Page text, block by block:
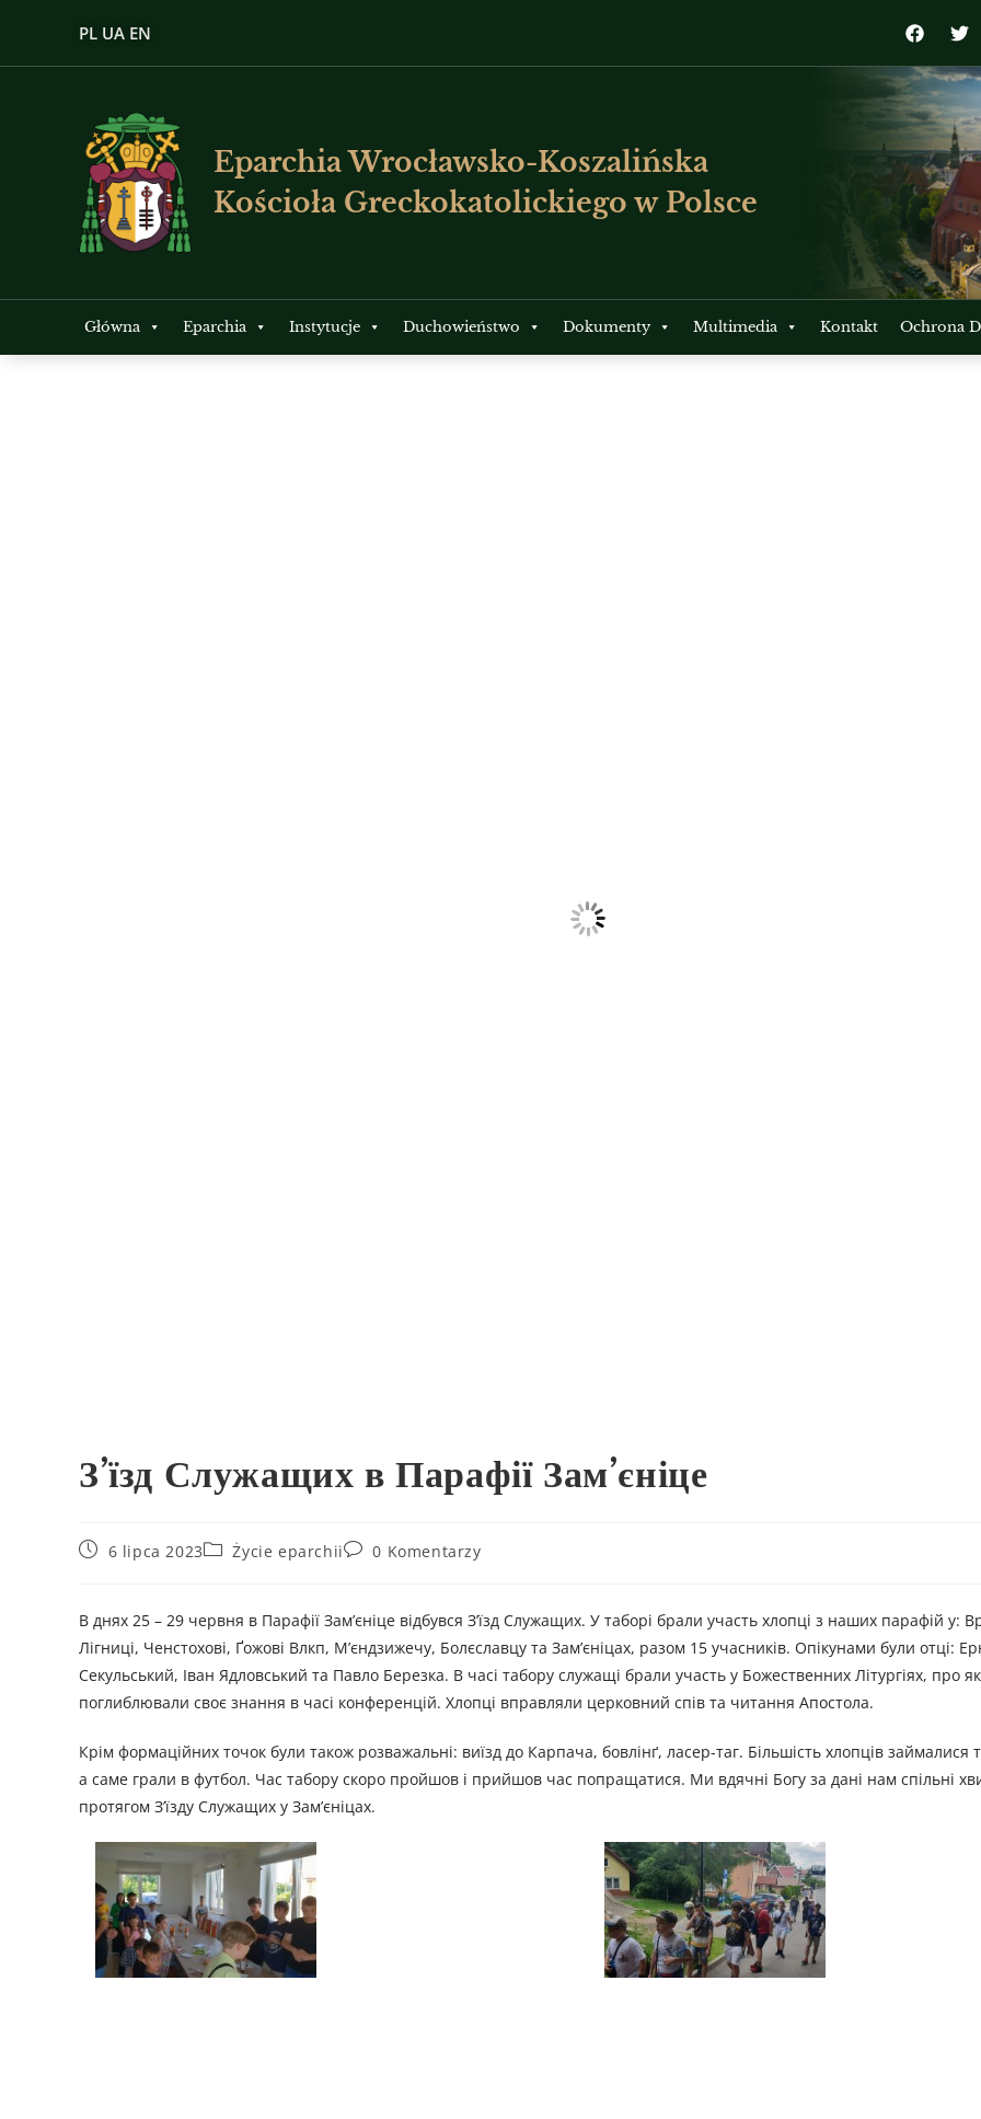
PL UA EN
Eparchia Wrocławsko-Koszalińska
Kościoła Greckokatolickiego w Polsce
Główna Eparchia Instytucje Duchowieństwo Dokumenty Multimedia Kontakt Ochrona
З’їзд Служащих в Парафії Зам’єніце
6 lipca 2023 Życie eparchii 0 Komentarzy
В днях 25 – 29 червня в Парафії Зам’єніце відбувся З’їзд Служащих. У таборі брали участь хлопці з наших парафій у:
Лігниці, Ченстохові, Ґожові Влкп, М’єндзижечу, Болєславцу та Зам’єніцах, разом 15 учасників. Опікунами були отці:
Секульський, Іван Ядловський та Павло Березка. В часі табору служащі брали участь у Божественних Літургіях, про
поглиблювали своє знання в часі конференцій. Хлопці вправляли церковний спів та читання Апостола.
Крім формаційних точок були також розважальні: виїзд до Карпача, бовлінґ, ласер-таг. Більшість хлопців займалися
а саме грали в футбол. Час табору скоро пройшов і прийшов час попращатися. Ми вдячні Богу за дані нам спільні
протягом З’їзду Служащих у Зам’єніцах.